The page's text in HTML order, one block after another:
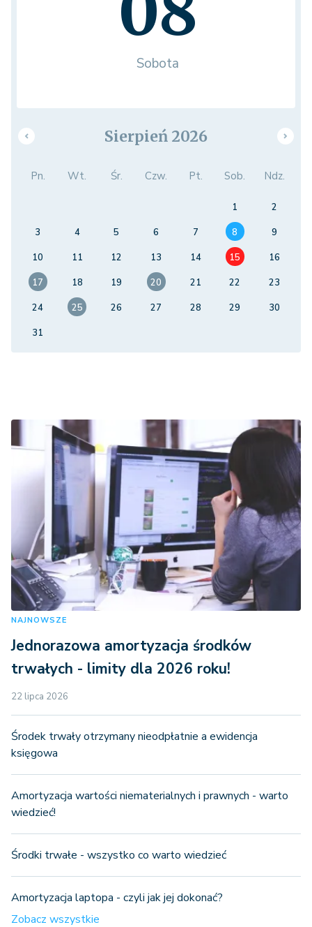
Sobota
Sierpień 2026
Pn. Wt. Śr. Czw. Pt. Sob. Ndz.
1
2
3
4 5 6 7 8
9
10
11 12 13 14 15
16
17
18 19 20 21 22
23
24
25 26 27 28 29
30
31
NAJNOWSZE
Jednorazowa amortyzacja środków
trwałych - limity dla 2026 roku!
22 lipca 2026
Środek trwały otrzymany nieodpłatnie a ewidencja
księgowa
Amortyzacja wartości niematerialnych i prawnych - warto
wiedzieć!
Środki trwałe - wszystko co warto wiedzieć
Amortyzacja laptopa - czyli jak jej dokonać?
Zobacz wszystkie